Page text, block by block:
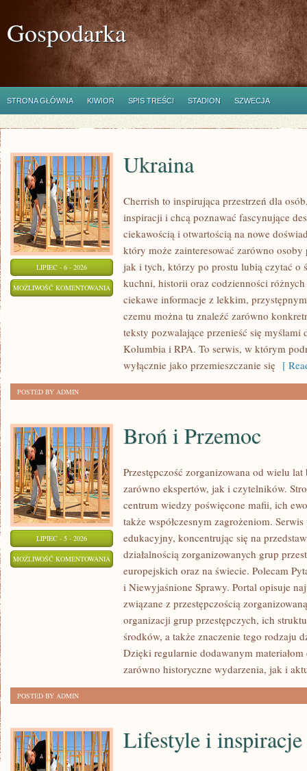
Gospodarka
STRONA GŁÓWNA KIWIOR SPIS TREŚCI STADION SZWECJA
LIPIEC - 6 - 2026
MOŻLIWOŚĆ KOMENTOWANIA UKRAINA
Ukraina
Cherrish to inspirująca przestrzeń dla
inspiracji i chcą poznawać fascynujące
ciekawością i otwartością na nowe
który może zainteresować zarówno
jak i tych, którzy po prostu lubią czytać o
kuchni, historii oraz codzienności
ciekawe informacje z lekkim,
czemu można tu znaleźć zarówno
teksty pozwalające przenieść się myślami
Kolumbia i RPA. To serwis, w którym
wyłącznie jako przemieszczanie się [
POSTED BY ADMIN
LIPIEC - 5 - 2026
MOŻLIWOŚĆ KOMENTOWANIA BROŃ
PRZEMOC
Broń i Przemoc
Przestępczość zorganizowana od wielu
zarówno ekspertów, jak i czytelników.
centrum wiedzy poświęcone mafii, ich
także współczesnym zagrożeniom.
edukacyjny, koncentrując się na
działalnością zorganizowanych grup
europejskich oraz na świecie. Polecam
i Niewyjaśnione Sprawy. Portal opisuje
związane z przestępczością
organizacji grup przestępczych, ich
środków, a także znaczenie tego rodzaju
Dzięki regularnie dodawanym
zarówno historyczne wydarzenia, jak i
POSTED BY ADMIN
Lifestyle i inspiracje